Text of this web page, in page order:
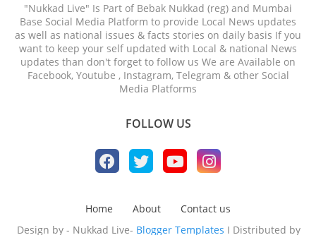
"Nukkad Live" Is Part of Bebak Nukkad (reg) and Mumbai
Base Social Media Platform to provide Local News updates
as well as national issues & facts stories on daily basis If you
want to keep your self updated with Local & national News
updates than don't forget to follow us We are Available on
Facebook, Youtube , Instagram, Telegram & other Social
Media Platforms
FOLLOW US
Home About
Contact us
Design by - Nukkad Live- Blogger Templates I Distributed by